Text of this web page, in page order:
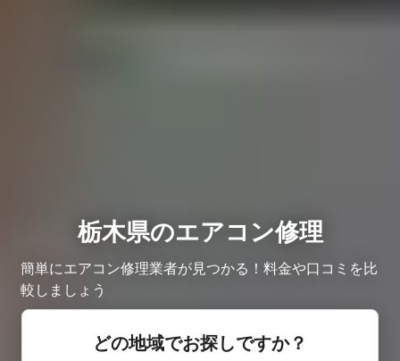
栃木県のエアコン修理
簡単にエアコン修理業者が見つかる！料金や口コミを比
較しましょう
どの地域でお探しですか？